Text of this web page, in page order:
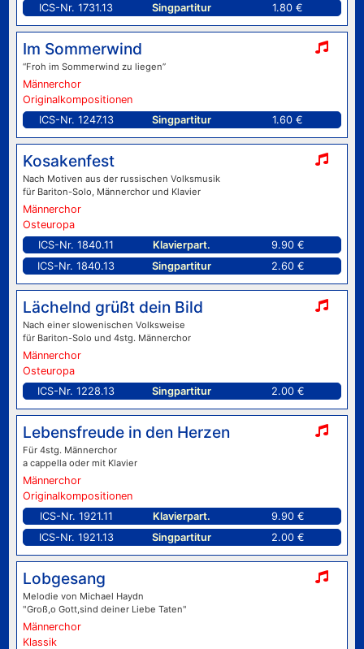
ICS-Nr. 1731.13
Singpartitur 1.80 €
Im Sommerwind
“Froh im Sommerwind zu liegen”
Männerchor
Originalkompositionen
ICS-Nr. 1247.13
Singpartitur 1.60 €
Kosakenfest
Nach Motiven aus der russischen Volksmusik
für Bariton-Solo, Männerchor und Klavier
Männerchor
Osteuropa
ICS-Nr. 1840.11
Klavierpart.
9.90 €
ICS-Nr. 1840.13
Singpartitur 2.60 €
Lächelnd grüßt dein Bild
Nach einer slowenischen Volksweise
für Bariton-Solo und 4stg. Männerchor
Männerchor
Osteuropa
ICS-Nr. 1228.13
Singpartitur 2.00 €
Lebensfreude in den Herzen
Für 4stg. Männerchor
a cappella oder mit Klavier
Männerchor
Originalkompositionen
ICS-Nr. 1921.11
Klavierpart.
9.90 €
ICS-Nr. 1921.13
Singpartitur 2.00 €
Lobgesang
Melodie von Michael Haydn
"Groß,o Gott,sind deiner Liebe Taten"
Männerchor
Klassik